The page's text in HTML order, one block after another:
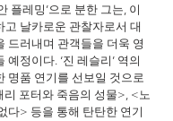
플레밍’으로 분한 그는, 이
고 날카로운 관찰자로서 대
드러내며 관객들을 더욱 영
정이다. ‘진 레슬리’ 역의
명품 연기를 선보일 것으로
리 포터와 죽음의 성물>, <노
다> 등을 통해 탄탄한 연기